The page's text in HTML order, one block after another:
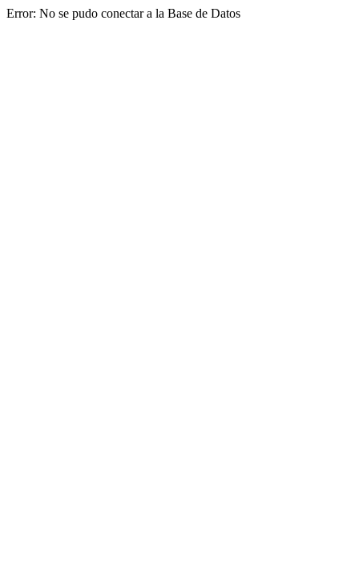
Error: No se pudo conectar a la Base de Datos